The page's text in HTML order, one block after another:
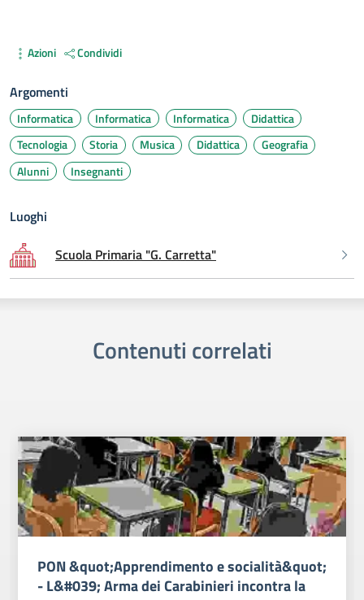
Azioni Condividi
Argomenti
Informatica Informatica Informatica
Didattica
Tecnologia
Storia Musica Didattica
Geografia
Alunni
Insegnanti
Luoghi
Scuola Primaria "G. Carretta"
Contenuti correlati
PON &quot;Apprendimento e socialità&quot;
- L&#039; Arma dei Carabinieri incontra la